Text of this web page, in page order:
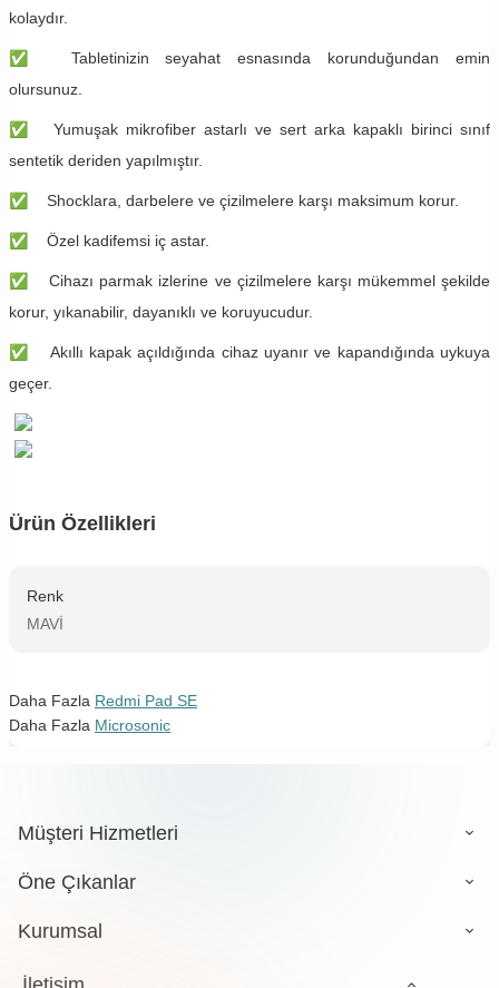
kolaydır.
✅ Tabletinizin seyahat esnasında korunduğundan emin
olursunuz.
✅ Yumuşak mikrofiber astarlı ve sert arka kapaklı birinci sınıf
sentetik deriden yapılmıştır.
✅ Shocklara, darbelere ve çizilmelere karşı maksimum korur.
✅ Özel kadifemsi iç astar.
✅Cihazı parmak izlerine ve çizilmelere karşı mükemmel şekilde
korur, yıkanabilir, dayanıklı ve koruyucudur.
✅ Akıllı kapak açıldığında cihaz uyanır ve kapandığında uykuya
geçer.
Ürün Özellikleri
Renk
MAVİ
Daha Fazla Redmi Pad SE
Daha Fazla Microsonic
Müşteri Hizmetleri
Öne Çıkanlar
Kurumsal